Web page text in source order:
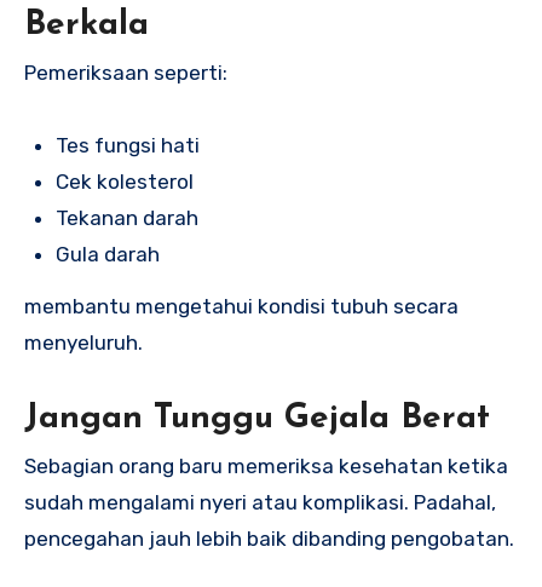
Berkala
Pemeriksaan seperti:
Tes fungsi hati
Cek kolesterol
Tekanan darah
Gula darah
membantu mengetahui kondisi tubuh secara
menyeluruh.
Jangan Tunggu Gejala Berat
Sebagian orang baru memeriksa kesehatan ketika
sudah mengalami nyeri atau komplikasi. Padahal,
pencegahan jauh lebih baik dibanding pengobatan.